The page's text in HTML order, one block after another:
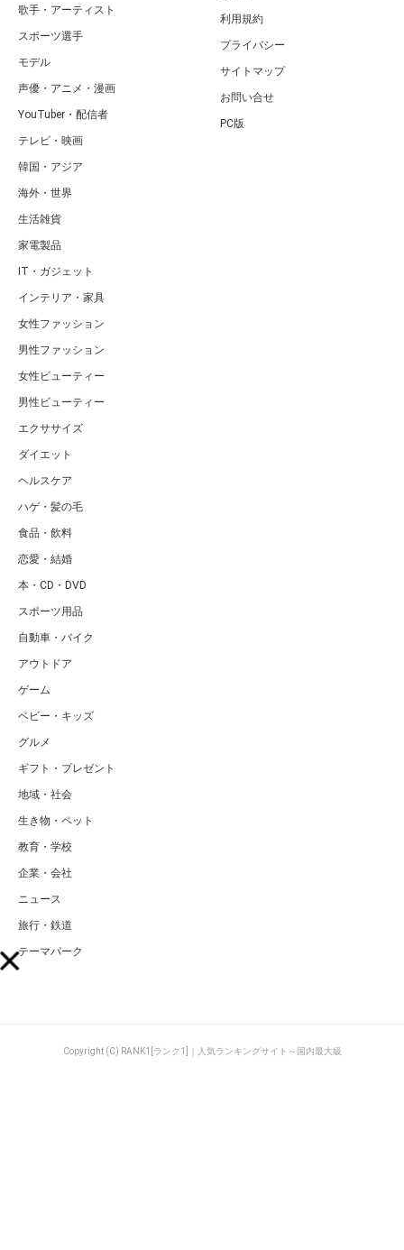
歌手・アーティスト
スポーツ選手
モデル
声優・アニメ・漫画
YouTuber・配信者
テレビ・映画
韓国・アジア
海外・世界
生活雑貨
家電製品
IT・ガジェット
インテリア・家具
女性ファッション
男性ファッション
女性ビューティー
男性ビューティー
エクササイズ
ダイエット
ヘルスケア
ハゲ・髪の毛
食品・飲料
恋愛・結婚
本・CD・DVD
スポーツ用品
自動車・バイク
アウトドア
ゲーム
ベビー・キッズ
グルメ
ギフト・プレゼント
地域・社会
生き物・ペット
教育・学校
企業・会社
ニュース
旅行・鉄道
テーマパーク
利用規約
プライバシー
サイトマップ
お問い合せ
PC版
Copyright (C) RANK1[ランク1]｜人気ランキングサイト～国内最大級